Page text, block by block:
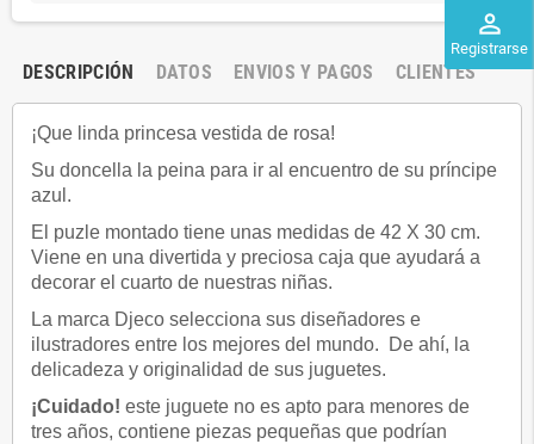
perm_identity
Registrarse
DESCRIPCIÓN DATOS ENVIOS Y PAGOS CLIENTES
¡Que linda princesa vestida de rosa!
Su doncella la peina para ir al encuentro de su príncipe
azul.
El puzle montado tiene unas medidas de 42 X 30 cm.
Viene en una divertida y preciosa caja que ayudará a
decorar el cuarto de nuestras niñas.
La marca Djeco selecciona sus diseñadores e
ilustradores entre los mejores del mundo. De ahí, la
delicadeza y originalidad de sus juguetes.
¡Cuidado! este juguete no es apto para menores de
tres años, contiene piezas pequeñas que podrían